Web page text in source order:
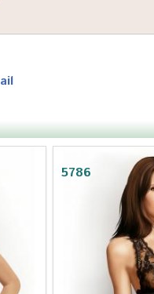
5786